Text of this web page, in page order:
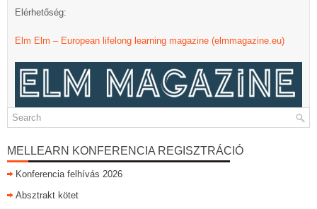
Elérhetőség:
Elm Elm – European lifelong learning magazine (elmmagazine.eu)
MELLEARN KONFERENCIA REGISZTRÁCIÓ
Konferencia felhívás 2026
Absztrakt kötet